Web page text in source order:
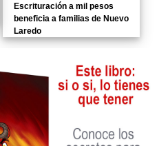
Escrituración a mil pesos
beneficia a familias de Nuevo
Laredo